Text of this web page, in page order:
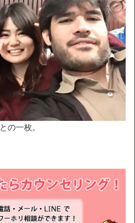
の一枚。